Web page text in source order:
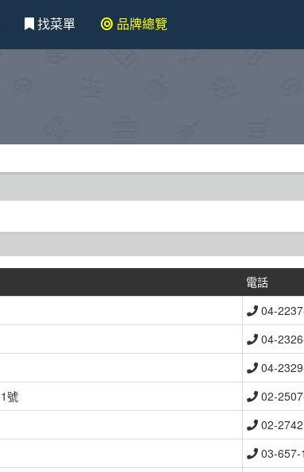
找菜單 品牌總覽
電話
04-
04-
04-
號
02-
02-
03-657-